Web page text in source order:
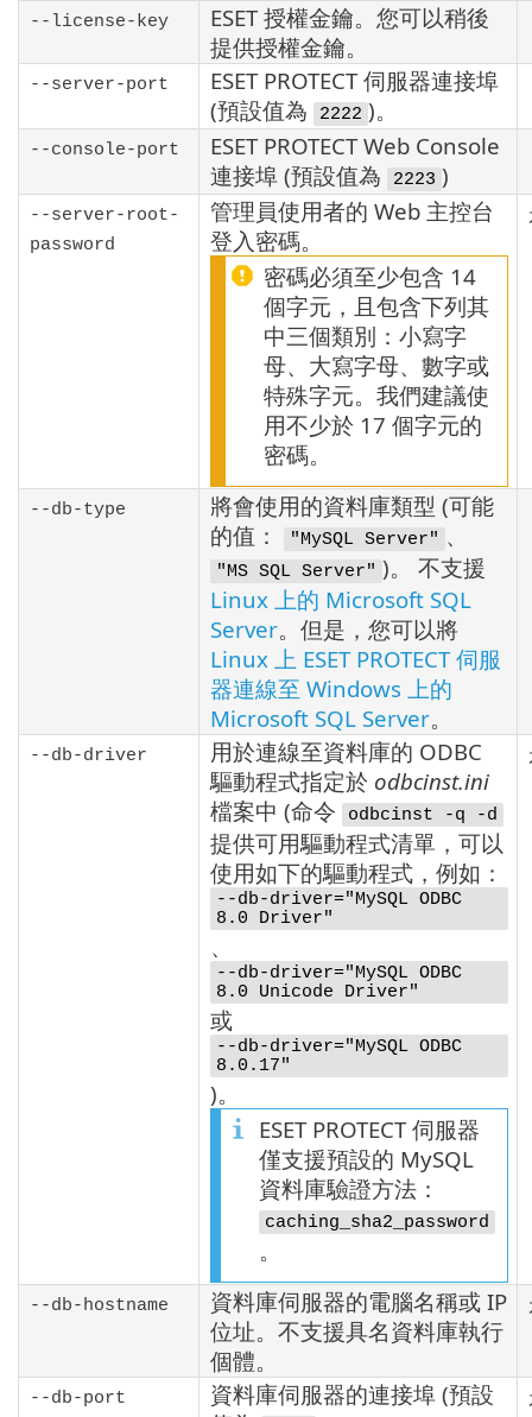
--license-key
ESET 授權金鑰。您可以稍後
提供授權金鑰。
--server-port
ESET PROTECT 伺服器連接埠
(預設值為
2222 )。
--console-port
ESET PROTECT Web Console
連接埠 (預設值為
2223 )
--server-root-
password
管理員使用者的 Web 主控台
登入密碼。
密碼必須至少包含 14
個字元，且包含下列其
中三個類別：小寫字
母、大寫字母、數字或
特殊字元。我們建議使
用不少於 17 個字元的
密碼。
--db-type
將會使用的資料庫類型 (可能
的值：
"MySQL Server" 、
"MS SQL Server" )。 不支援
Linux 上的 Microsoft SQL
Server。但是，您可以將
Linux 上 ESET PROTECT 伺服
器連線至 Windows 上的
Microsoft SQL Server。
--db-driver
用於連線至資料庫的 ODBC
驅動程式指定於 odbcinst.ini
檔案中 (命令
odbcinst -q -d
提供可用驅動程式清單，可以
使用如下的驅動程式，例如：
--db-driver="MySQL ODBC
8.0 Driver"
、
--db-driver="MySQL ODBC
8.0 Unicode Driver"
或
--db-driver="MySQL ODBC
8.0.17"
)。
ESET PROTECT 伺服器
僅支援預設的 MySQL
資料庫驗證方法：
caching_sha2_password
。
--db-hostname
資料庫伺服器的電腦名稱或 IP
位址。不支援具名資料庫執行
個體。
--db-port
資料庫伺服器的連接埠 (預設